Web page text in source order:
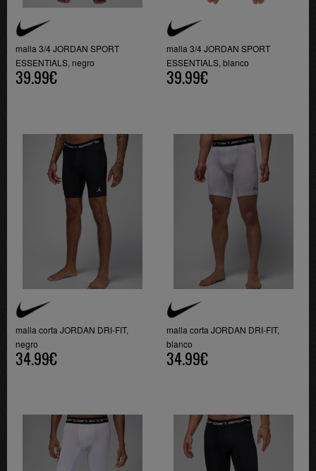
malla 3/4 JORDAN SPORT
ESSENTIALS, negro
39.99€
malla 3/4 JORDAN SPORT
ESSENTIALS, blanco
39.99€
malla corta JORDAN DRI-FIT,
negro
34.99€
malla corta JORDAN DRI-FIT,
blanco
34.99€